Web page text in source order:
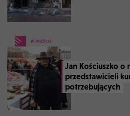
W MIEŚCIE
Jan Kościuszko o
przedstawicieli
potrzebujących